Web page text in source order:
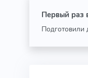
Первый раз
Подготовили